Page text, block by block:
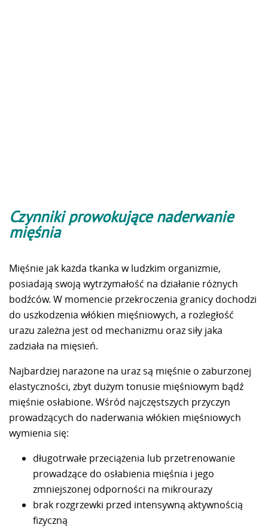
Czynniki prowokujące naderwanie
mięśnia
Mięśnie jak każda tkanka w ludzkim organizmie,
posiadają swoją wytrzymałość na działanie różnych
bodźców. W momencie przekroczenia granicy dochodzi
do uszkodzenia włókien mięśniowych, a rozległość
urazu zależna jest od mechanizmu oraz siły jaka
zadziała na mięsień.
Najbardziej narażone na uraz są mięśnie o zaburzonej
elastyczności, zbyt dużym tonusie mięśniowym bądź
mięśnie osłabione. Wśród najczęstszych przyczyn
prowadzących do naderwania włókien mięśniowych
wymienia się:
długotrwałe przeciążenia lub przetrenowanie
prowadzące do osłabienia mięśnia i jego
zmniejszonej odporności na mikrourazy
brak rozgrzewki przed intensywną aktywnością
fizyczną